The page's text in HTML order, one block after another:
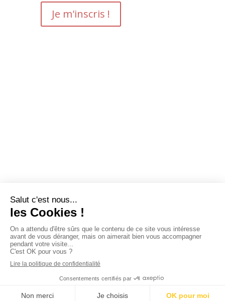
Je m'inscris !
© CPME Nord – tous droits réservés